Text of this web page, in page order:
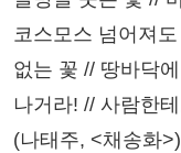
코스모스 넘어져
없는 꽃 // 땅바닥
나거라! // 사람한
(나태주, <채송화